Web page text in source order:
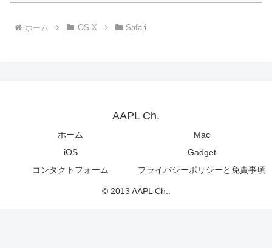
ホーム OS X Safari
AAPL Ch.
ホーム
Mac
iOS
Gadget
コンタクトフォーム
プライバシーポリシーと免責事項
© 2013 AAPL Ch..